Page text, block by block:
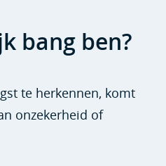
bang ben?
te herkennen, komt
onzekerheid of